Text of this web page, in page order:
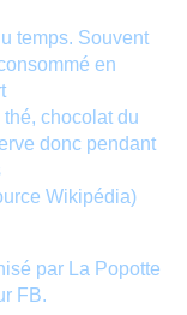
temps. Souvent
en
chocolat du
donc pendant
Wikipédia)
par La Popotte
FB.